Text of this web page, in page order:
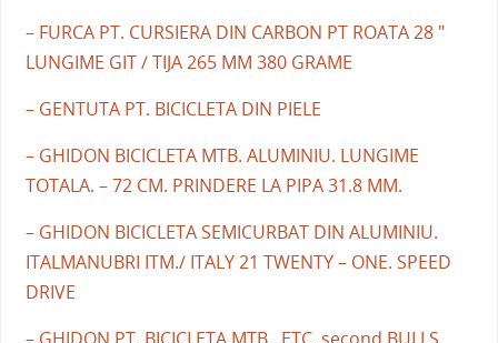
– FURCA PT. CURSIERA DIN CARBON PT ROATA 28 "
LUNGIME GIT / TIJA 265 MM 380 GRAME
– GENTUTA PT. BICICLETA DIN PIELE
– GHIDON BICICLETA MTB. ALUMINIU. LUNGIME
TOTALA. – 72 CM. PRINDERE LA PIPA 31.8 MM.
– GHIDON BICICLETA SEMICURBAT DIN ALUMINIU.
ITALMANUBRI ITM./ ITALY 21 TWENTY – ONE. SPEED
DRIVE